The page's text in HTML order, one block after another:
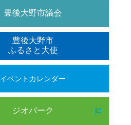
豊後大野市議会
豊後大野市
ふるさと大使
イベントカレンダー
ジオパーク